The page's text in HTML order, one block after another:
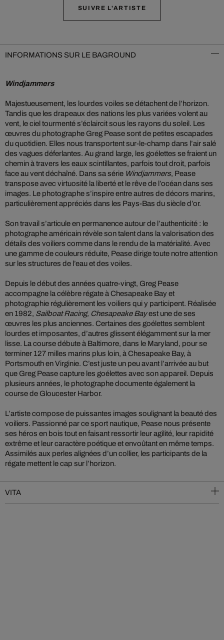
SUIVRE L'ARTISTE
INFORMATIONS SUR LE BAGROUND
Windjammers
Majestueusement, les lourdes voiles se détachent de l’horizon.
Tandis que les drapeaux des nations les plus variées volent au
vent, le ciel tourmenté s’éclaircit sous les rayons du soleil. Les
œuvres du photographe Greg Pease sont de petites escapades
du quotidien. Elles nous transportent sur-le-champ dans l’air salé
des vagues déferlantes. Au grand large, les goélettes se fraient un
chemin à travers les eaux scintillantes, parfois tout droit, parfois
face au vent déchaîné. Dans sa série Windjammers, Pease
transpose avec virtuosité la liberté et le rêve de l’océan dans ses
images. Le photographe s’inspire entre autres de décors marins,
particulièrement appréciés dans les Pays-Bas du siècle d’or.
Son travail s’articule en permanence autour de l’authenticité : le
photographe américain révèle son talent dans la valorisation des
détails des voiliers comme dans le rendu de la matérialité. Avec
une gamme de couleurs réduite, Pease dirige toute notre attention
sur les structures de l’eau et des voiles.
Depuis le début des années quatre-vingt, Greg Pease
accompagne la célèbre régate à Chesapeake Bay et
photographie régulièrement les voiliers qui y participent. Réalisée
en 1982, Sailboat Racing, Chesapeake Bayest une de ses
œuvres les plus anciennes. Certaines des goélettes semblent
lourdes et imposantes, d’autres glissent élégamment sur la mer
lisse. La course débute à Baltimore, dans le Maryland, pour se
terminer 127 milles marins plus loin, à Chesapeake Bay, à
Portsmouth en Virginie. C’est juste un peu avant l’arrivée au but
que Greg Pease capture les goélettes avec son appareil. Depuis
plusieurs années, le photographe documente également la
course de Gloucester Harbor.
L’artiste compose de puissantes images soulignant la beauté des
voiliers. Passionné par ce sport nautique, Pease nous présente
ses héros en bois tout en faisant ressortir leur agilité, leur rapidité
extrême et leur caractère poétique et envoûtant en même temps.
Assimilés aux perles alignées d’un collier, les participants de la
régate mettent le cap sur l’horizon.
VITA